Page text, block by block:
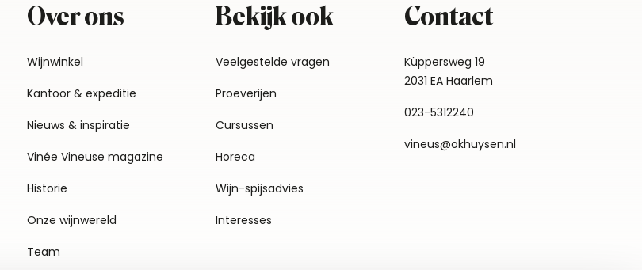
Over ons
Wijnwinkel
Kantoor & expeditie
Nieuws & inspiratie
Vinée Vineuse magazine
Historie
Onze wijnwereld
Team
Bekijk ook
Veelgestelde vragen
Proeverijen
Cursussen
Horeca
Wijn-spijsadvies
Interesses
Contact
Küppersweg 19
2031 EA Haarlem
023-5312240
vineus@okhuysen.nl